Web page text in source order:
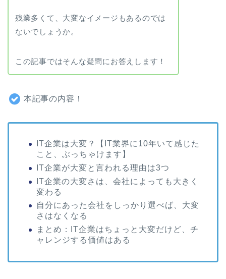
残業多くて、大変なイメージもあるのでは
ないでしょうか。
この記事ではそんな疑問にお答えします！
本記事の内容！
IT企業は大変？【IT業界に10年いて感じた
こと、ぶっちゃけます】
IT企業が大変と言われる理由は3つ
IT企業の大変さは、会社によっても大きく
変わる
自分にあった会社をしっかり選べば、大変
さはなくなる
まとめ：IT企業はちょっと大変だけど、チ
ャレンジする価値はある